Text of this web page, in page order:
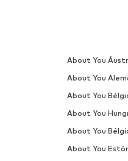
About You
About You
About You
About You
About You
About You